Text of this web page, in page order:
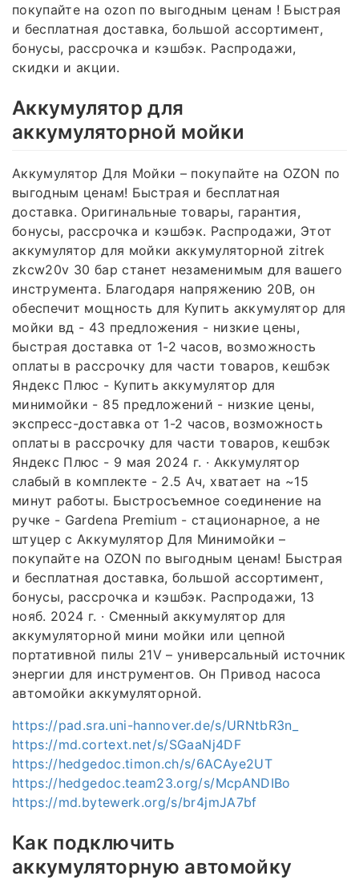
покупайте на ozon по выгодным ценам ! Быстрая
и бесплатная доставка, большой ассортимент,
бонусы, рассрочка и кэшбэк. Распродажи,
скидки и акции.
Аккумулятор для
аккумуляторной мойки
Аккумулятор Для Мойки – покупайте на OZON по
выгодным ценам! Быстрая и бесплатная
доставка. Оригинальные товары, гарантия,
бонусы, рассрочка и кэшбэк. Распродажи, Этот
аккумулятор для мойки аккумуляторной zitrek
zkcw20v 30 бар станет незаменимым для вашего
инструмента. Благодаря напряжению 20В, он
обеспечит мощность для Купить аккумулятор для
мойки вд - 43 предложения - низкие цены,
быстрая доставка от 1-2 часов, возможность
оплаты в рассрочку для части товаров, кешбэк
Яндекс Плюс - Купить аккумулятор для
минимойки - 85 предложений - низкие цены,
экспресс-доставка от 1-2 часов, возможность
оплаты в рассрочку для части товаров, кешбэк
Яндекс Плюс - 9 мая 2024 г. · Аккумулятор
слабый в комплекте - 2.5 Ач, хватает на ~15
минут работы. Быстросъемное соединение на
ручке - Gardena Premium - стационарное, а не
штуцер с Аккумулятор Для Минимойки –
покупайте на OZON по выгодным ценам! Быстрая
и бесплатная доставка, большой ассортимент,
бонусы, рассрочка и кэшбэк. Распродажи, 13
нояб. 2024 г. · Сменный аккумулятор для
аккумуляторной мини мойки или цепной
портативной пилы 21V – универсальный источник
энергии для инструментов. Он Привод насоса
автомойки аккумуляторной.
https://pad.sra.uni-hannover.de/s/URNtbR3n_
https://md.cortext.net/s/SGaaNj4DF
https://hedgedoc.timon.ch/s/6ACAye2UT
https://hedgedoc.team23.org/s/McpANDIBo
https://md.bytewerk.org/s/br4jmJA7bf
Как подключить
аккумуляторную автомойку